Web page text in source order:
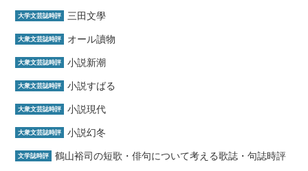
大学文芸誌時評 三田文學
大衆文芸誌時評 オール讀物
大衆文芸誌時評 小説新潮
大衆文芸誌時評 小説すばる
大衆文芸誌時評 小説現代
大衆文芸誌時評 小説幻冬
文学誌時評 鶴山裕司の短歌・俳句について考える歌誌・句誌時評